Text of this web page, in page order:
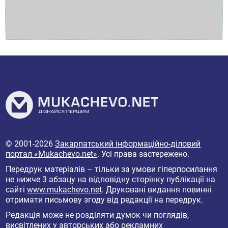
© 2001-2026Закарпатський інформаційно-діловий
портал «Mukachevo.net». Усі права застережено.
Передрук матеріалів – тільки за умови гіперпосилання
не нижче 3 абзацу на відповідну сторінку публікації на
сайтіwww.mukachevo.net. Друковані видання повинні
отримати письмову згоду від редакції на передрук.
Редакція може не розділяти думок чи поглядів,
висвітлених у авторських або рекламних